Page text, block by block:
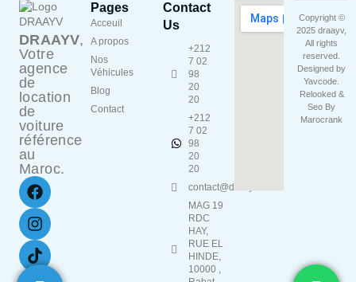
DRAAYV,
Votre
agence
de
location
de
voiture
référence
au
Maroc.
Pages
Acceuil
A propos
Nos
Véhicules
Blog
Contact
Contact
Us
+212
7 02
98
20
20
+212
7 02
98
20
20
contact@draayv.ma
MAG 19
RDC
HAY,
RUE EL
HINDE,
10000 ,
Copyright ©
2025 draayv,
All rights
reserved.
Designed by
Yavcode
Relooked &
Seo By
Marocrank